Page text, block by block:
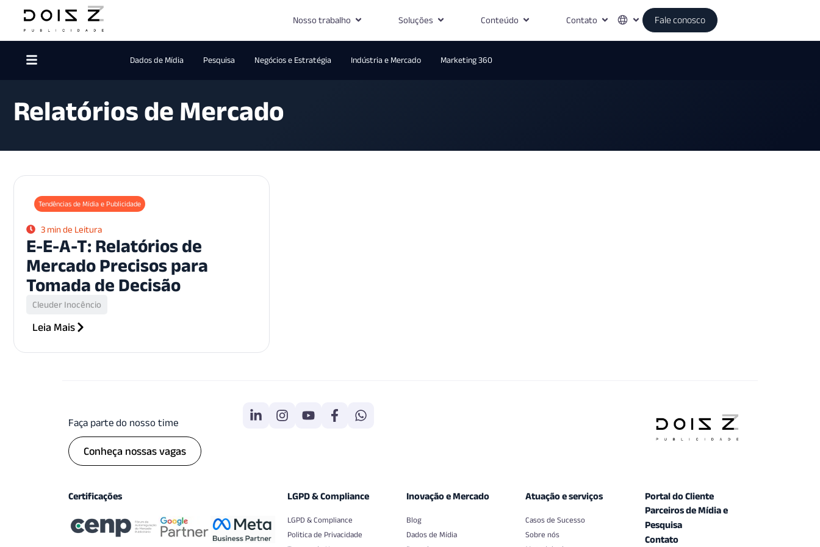
Nosso trabalho Soluções Conteúdo Contato Fale conosco
Dados de Mídia Pesquisa Negócios e Estratégia Indústria e Mercado Marketing 360
Relatórios de Mercado
Tendências de Mídia e Publicidade
3 min de Leitura
E-E-A-T: Relatórios de
Mercado Precisos para
Tomada de Decisão
Cleuder Inocêncio
Leia Mais
Faça parte do nosso time
Conheça nossas vagas
Certificações LGPD & Compliance
LGPD & Compliance
Politica de Privacidade
Inovação e Mercado
Blog
Dados de Mídia
Atuação e serviços
Casos de Sucesso
Sobre nós
Portal do Cliente
Parceiros de Mídia e
Pesquisa
Contato